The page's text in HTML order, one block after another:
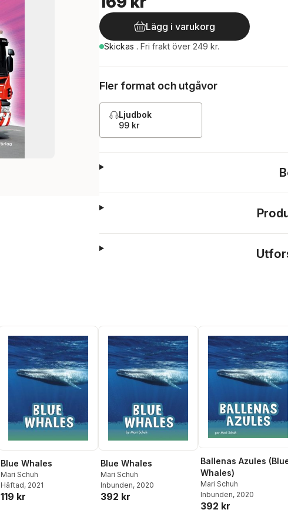
Lägg i varukorg
Skickas . Fri frakt över 249 kr.
Fler format och utgåvor
Ljudbok
99 kr
Blue Whales
Mari Schuh
Häftad, 2021
119 kr
Blue Whales
Mari Schuh
Inbunden, 2020
392 kr
Ballenas Azules
Whales)
Mari Schuh
Inbunden, 2020
392 kr